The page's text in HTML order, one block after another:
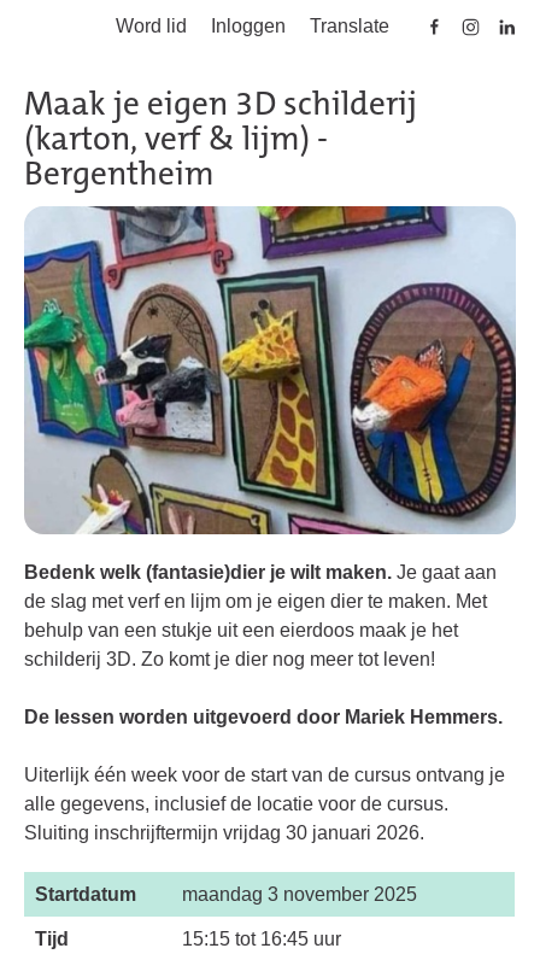
Word lid Inloggen Translate
Maak je eigen 3D schilderij
(karton, verf & lijm) -
Bergentheim
Bedenk welk (fantasie)dier je wilt maken. Je gaat aan
de slag met verf en lijm om je eigen dier te maken. Met
behulp van een stukje uit een eierdoos maak je het
schilderij 3D. Zo komt je dier nog meer tot leven!
De lessen worden uitgevoerd door Mariek Hemmers.
Uiterlijk één week voor de start van de cursus ontvang je
alle gegevens, inclusief de locatie voor de cursus.
Sluiting inschrijftermijn vrijdag 30 januari 2026.
Startdatum maandag 3 november 2025
Tijd 15:15 tot 16:45 uur